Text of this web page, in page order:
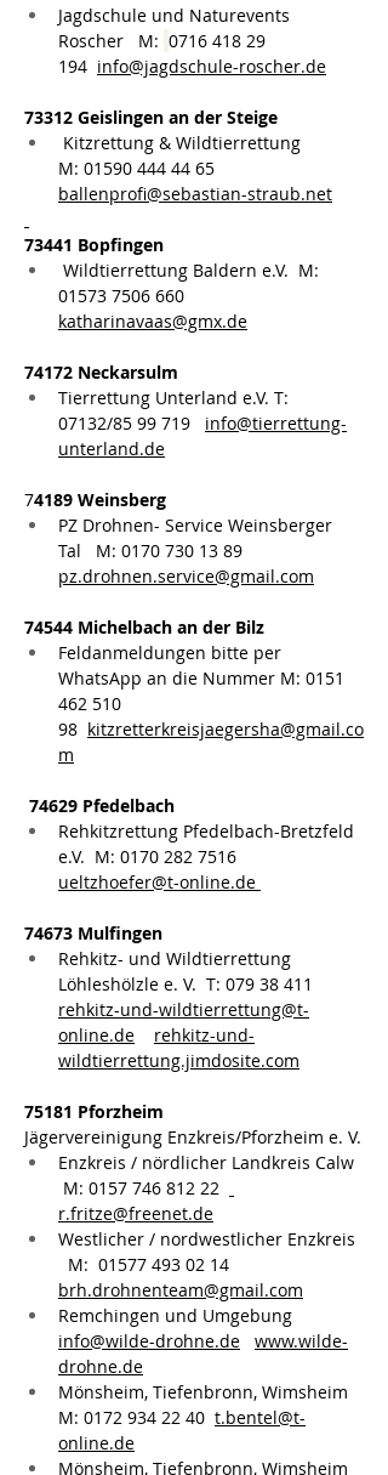
Jagdschule und Naturevents
Roscher   M: 0716 418 29
194 info@jagdschule-roscher.de
73312 Geislingen an der Steige
Kitzrettung & Wildtierrettung
M: 01590 444 44 65
ballenprofi@sebastian-straub.net
73441 Bopfingen
Wildtierrettung Baldern e.V.  M:
01573 7506 660
katharinavaas@gmx.de
74172 Neckarsulm
Tierrettung Unterland e.V. T:
07132/85 99 719 info@tierrettung-
unterland.de
74189 Weinsberg
PZ Drohnen- Service Weinsberger
Tal   M: 0170 730 13 89
pz.drohnen.service@gmail.com
74544 Michelbach an der Bilz
Feldanmeldungen bitte per
WhatsApp an die Nummer M: 0151
462 510
98 kitzretterkreisjaegersha@gmail.co
m
74629 Pfedelbach
Rehkitzrettung Pfedelbach-Bretzfeld
e.V.  M: 0170 282 7516
ueltzhoefer@t-online.de
74673 Mulfingen
Rehkitz- und Wildtierrettung
Löhleshölzle e. V.  T: 079 38 411
rehkitz-und-wildtierrettung@t-
online.de
rehkitz-und-
wildtierrettung.jimdosite.com
75181 Pforzheim
Jägervereinigung Enzkreis/Pforzheim e. V.
Enzkreis / nördlicher Landkreis Calw
M: 0157 746 812 22
r.fritze@freenet.de
Westlicher / nordwestlicher Enzkreis
  M:  01577 493 02 14
brh.drohnenteam@gmail.com
Remchingen und Umgebung
info@wilde-drohne.de
www.wilde-
drohne.de
Mönsheim, Tiefenbronn, Wimsheim
M: 0172 934 22 40 t.bentel@t-
online.de
Mönsheim, Tiefenbronn, Wimsheim